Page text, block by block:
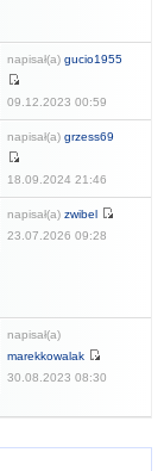
napisał(a) gucio1955
09.12.2023 00:59
napisał(a) grzess69
18.09.2024 21:46
napisał(a) zwibel
23.07.2026 09:28
napisał(a)
marekkowalak
30.08.2023 08:30